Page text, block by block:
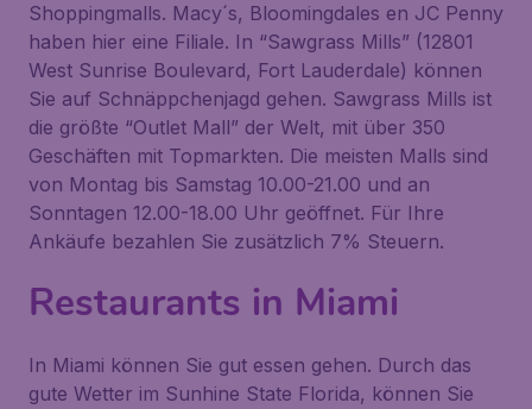
Shoppingmalls. Macy´s, Bloomingdales en JC Penny
haben hier eine Filiale. In “Sawgrass Mills” (12801
West Sunrise Boulevard, Fort Lauderdale) können
Sie auf Schnäppchenjagd gehen. Sawgrass Mills ist
die größte “Outlet Mall” der Welt, mit über 350
Geschäften mit Topmarkten. Die meisten Malls sind
von Montag bis Samstag 10.00-21.00 und an
Sonntagen 12.00-18.00 Uhr geöffnet. Für Ihre
Ankäufe bezahlen Sie zusätzlich 7% Steuern.
Restaurants in Miami
In Miami können Sie gut essen gehen. Durch das
gute Wetter im Sunhine State Florida, können Sie